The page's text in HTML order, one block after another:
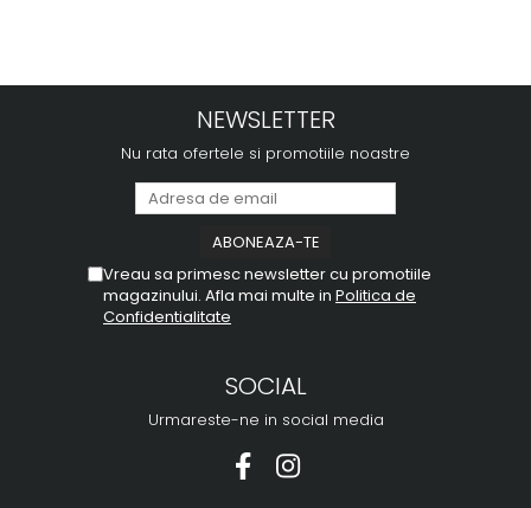
NEWSLETTER
Nu rata ofertele si promotiile noastre
Vreau sa primesc newsletter cu promotiile
magazinului. Afla mai multe in Politica de
Confidentialitate
SOCIAL
Urmareste-ne in social media